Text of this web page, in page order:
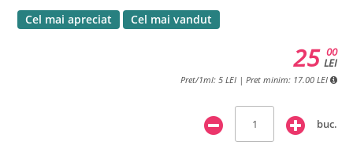
Cel mai apreciat Cel mai vandut
00
LEI
25
Pret/1ml: 5 LEI | Pret minim: 17.00 LEI
buc.